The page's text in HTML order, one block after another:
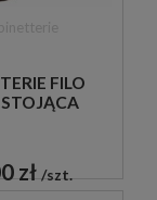
FILO
zł szt.